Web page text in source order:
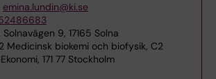
emina.lundin@ki.se
Solnavägen 9, 17165 Solna
Medicinsk biokemi och biofysik, C2
171 77 Stockholm